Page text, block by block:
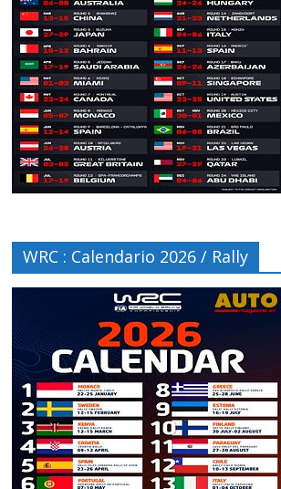
WRC : Calendario 2026 / Rally